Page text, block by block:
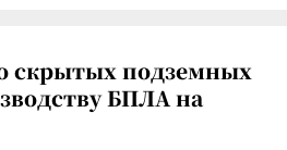
скрытых подземных
БПЛА на